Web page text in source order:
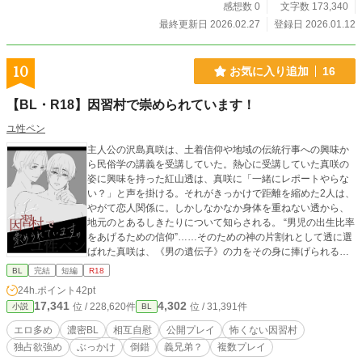
感想数 0
文字数 173,340
最終更新日 2026.02.27
登録日 2026.01.12
10 お気に入り追加 16
【BL・R18】因習村で崇められています！
ユ性ペン
主人公の沢島真咲は、土着信仰や地域の伝統行事への興味か
ら民俗学の講義を受講していた。熱心に受講していた真咲の
姿に興味を持った紅山透は、真咲に「一緒にレポートやらな
い？」と声を掛ける。それがきっかけで距離を縮めた2人は、
やがて恋人関係に。しかしなかなか身体を重ねない透から、
地元のとあるしきたりについて知らされる。 “男児の出生比率
をあげるための信仰”……そのための神の片割れとして透に選
ばれた真咲は、《男の遺伝子》の力をその身に捧げられるこ
とになる。真咲は、そんな淫らな村の風習に……。 ※性描写
のある回には☆マークを付けています。 【お知らせ】 加筆修
正＋新規書き下ろしエピソードを追加した完全版(約５万字)
を、ゆらりざわ名義でDlsiteにて販売中です。 詳しくは作者
のXをご確認ください。 こちらは24hポイントが0になったの
を確認した段階で非公開にする予定です。
BL 完結 短編 R18
24h.ポイント 42pt
小説 17,341 位 / 228,620件 BL 4,302 位 / 31,391件
エロ多め 濃密BL 相互自慰 公開プレイ
怖くない因習村
独占欲強め
ぶっかけ 倒錯 義兄弟？ 複数プレイ